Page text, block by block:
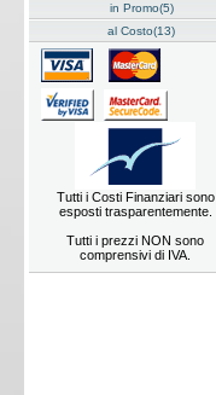
in Promo(5)
al Costo(13)
Tutti i Costi Finanziari sono
esposti trasparentemente.
Tutti i prezzi NON sono
comprensivi di IVA.